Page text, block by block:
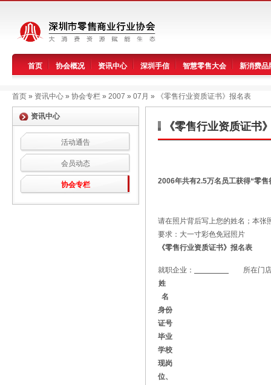
首页 协会概况 资讯中心 深圳手信 智慧零售大会 新消费品
首页 » 资讯中心 » 协会专栏 » 2007 » 07月 » 《零售行业资质证书》报名表
资讯中心
活动通告
会员动态
协会专栏
《零售行业资质证书
2006年共有2.5万名员工获得“零售
请在照片背后写上您的姓名；本张
要求：大一寸彩色免冠照片
《零售行业资质证书》报名表
就职企业：
所在门
姓
名
身份
证号
毕业
学校
现岗
位、